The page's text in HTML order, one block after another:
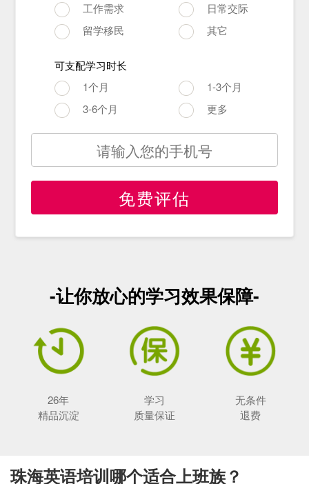
工作需求
日常交际
留学移民
其它
可支配学习时长
1个月
1-3个月
3-6个月
更多
免费评估
-让你放心的学习效果保障-
26年
精品沉淀
学习
质量保证
无条件
退费
珠海英语培训哪个适合上班族？